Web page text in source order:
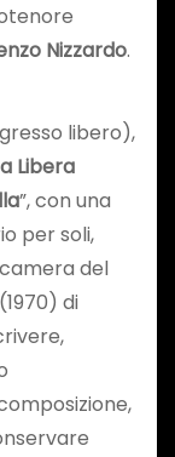
Nizzardo.
libero),
Libera
”, con una
per soli,
del
di